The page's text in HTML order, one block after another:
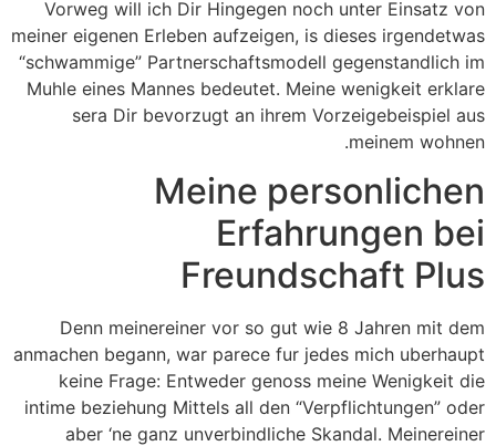
Vorweg will ich Dir Hingegen noch unter Einsatz von
meiner eigenen Erleben aufzeigen, is dieses irgendetwas
“schwammige” Partnerschaftsmodell gegenstandlich im
Muhle eines Mannes bedeutet. Meine wenigkeit erklare
sera Dir bevorzugt an ihrem Vorzeigebeispiel aus
meinem wohnen.
Meine personlichen
Erfahrungen bei
Freundschaft Plus
Denn meinereiner vor so gut wie 8 Jahren mit dem
anmachen begann, war parece fur jedes mich uberhaupt
keine Frage: Entweder genoss meine Wenigkeit die
intime beziehung Mittels all den “Verpflichtungen” oder
aber ‘ne ganz unverbindliche Skandal. Meinereiner